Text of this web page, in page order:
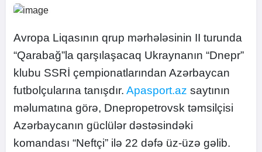
Avropa Liqasının qrup mərhələsinin II turunda
“Qarabağ”la qarşılaşacaq Ukraynanın “Dnepr”
klubu SSRİ çempionatlarından Azərbaycan
futbolçularına tanışdır. Apasport.az saytının
məlumatına görə, Dnepropetrovsk təmsilçisi
Azərbaycanın güclülər dəstəsindəki
komandası “Neftçi” ilə 22 dəfə üz-üzə gəlib.